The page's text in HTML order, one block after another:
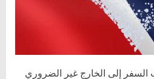
السفر إلى الخارج غير الضروري